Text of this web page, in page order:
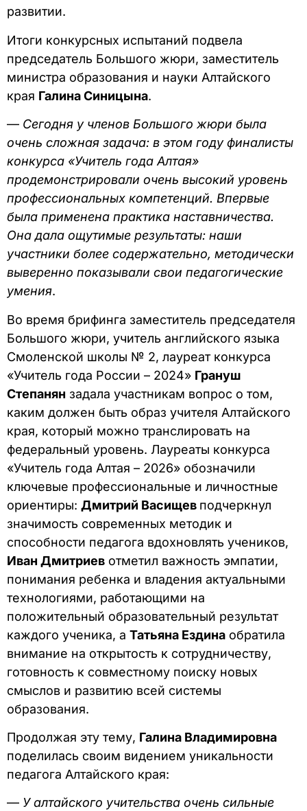
развитии.
Итоги конкурсных испытаний подвела
председатель Большого жюри, заместитель
министра образования и науки Алтайского
края Галина Синицына.
— Сегодня у членов Большого жюри была
очень сложная задача: в этом году финалисты
конкурса «Учитель года Алтая»
продемонстрировали очень высокий уровень
профессиональных компетенций. Впервые
была применена практика наставничества.
Она дала ощутимые результаты: наши
участники более содержательно, методически
выверенно показывали свои педагогические
умения.
Во время брифинга заместитель председателя
Большого жюри, учитель английского языка
Смоленской школы № 2, лауреат конкурса
«Учитель года России – 2024» Грануш
Степанян задала участникам вопрос о том,
каким должен быть образ учителя Алтайского
края, который можно транслировать на
федеральный уровень. Лауреаты конкурса
«Учитель года Алтая – 2026» обозначили
ключевые профессиональные и личностные
ориентиры: Дмитрий Васищев подчеркнул
значимость современных методик и
способности педагога вдохновлять учеников,
Иван Дмитриев отметил важность эмпатии,
понимания ребенка и владения актуальными
технологиями, работающими на
положительный образовательный результат
каждого ученика, а Татьяна Ездина обратила
внимание на открытость к сотрудничеству,
готовность к совместному поиску новых
смыслов и развитию всей системы
образования.
Продолжая эту тему, Галина Владимировна
поделилась своим видением уникальности
педагога Алтайского края:
— У алтайского учительства очень сильные